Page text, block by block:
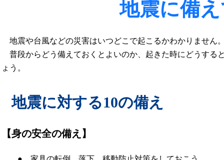
地震に備
地震や台風などの災害はいつどこで起こるかわかりません
普段からどう備えておくとよいのか、起きた時にどうする
ょう。
地震に対する10の備え
【身の安全の備え】